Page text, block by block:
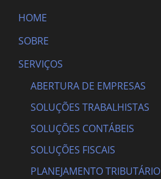
HOME
SOBRE
SERVIÇOS
ABERTURA DE EMPRESAS
SOLUÇÕES TRABALHISTAS
SOLUÇÕES CONTÁBEIS
SOLUÇÕES FISCAIS
PLANEJAMENTO TRIBUTÁRIO